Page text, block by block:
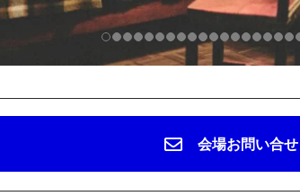
会場お問い合せ